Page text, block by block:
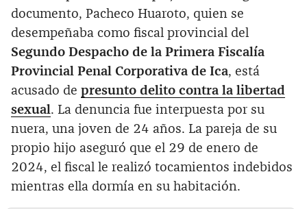
documento, Pacheco Huaroto, quien se
desempeñaba como fiscal provincial del
Segundo Despacho de la Primera Fiscalía
Provincial Penal Corporativa de Ica, está
acusado de presunto delito contra la libertad
sexual . La denuncia fue interpuesta por su
nuera, una joven de 24 años. La pareja de su
propio hijo aseguró que el 29 de enero de
2024, el fiscal le realizó tocamientos indebidos
mientras ella dormía en su habitación.